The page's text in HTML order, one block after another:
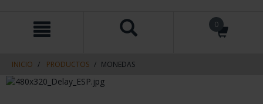
contenido
navegacin
0
INICIO PRODUCTOS MONEDAS